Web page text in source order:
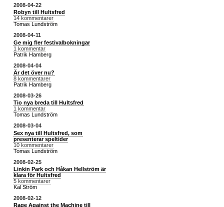
2008-04-22
Robyn till Hultsfred
14 kommentarer
Tomas Lundström
2008-04-11
Ge mig fler festivalbokningar
1 kommentar
Patrik Hamberg
2008-04-04
Är det över nu?
8 kommentarer
Patrik Hamberg
2008-03-26
Tio nya breda till Hultsfred
1 kommentar
Tomas Lundström
2008-03-04
Sex nya till Hultsfred, som
presenterar speltider
10 kommentarer
Tomas Lundström
2008-02-25
Linkin Park och Håkan Hellström är
klara för Hultsfred
5 kommentarer
Kal Ström
2008-02-12
Rage Against the Machine till